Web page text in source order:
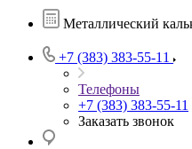
Металлический
+7 (383) 383-55-11
Телефоны
+7 (383) 383-55-11
Заказать звонок